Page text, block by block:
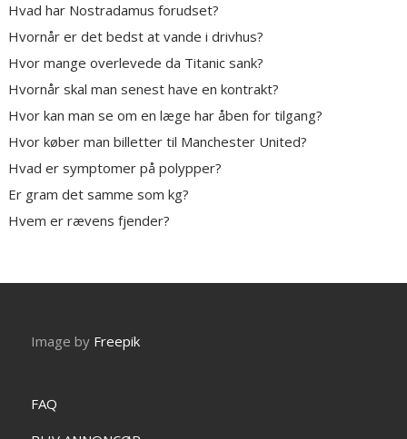
Hvad har Nostradamus forudset?
Hvornår er det bedst at vande i drivhus?
Hvor mange overlevede da Titanic sank?
Hvornår skal man senest have en kontrakt?
Hvor kan man se om en læge har åben for tilgang?
Hvor køber man billetter til Manchester United?
Hvad er symptomer på polypper?
Er gram det samme som kg?
Hvem er rævens fjender?
Image by Freepik
FAQ